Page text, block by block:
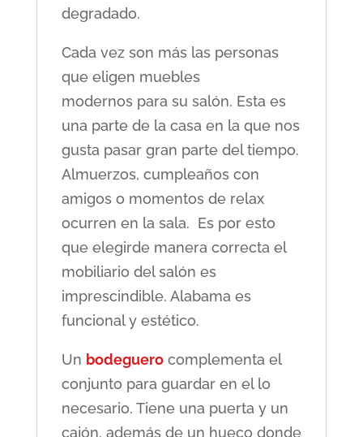
degradado.
Cada vez son más las personas
que eligen muebles
modernos para su salón. Esta es
una parte de la casa en la que nos
gusta pasar gran parte del tiempo.
Almuerzos, cumpleaños con
amigos o momentos de relax
ocurren en la sala. Es por esto
que elegirde manera correcta el
mobiliario del salón es
imprescindible. Alabama es
funcional y estético.
Un bodeguero complementa el
conjunto para guardar en el lo
necesario. Tiene una puerta y un
cajón, además de un hueco donde